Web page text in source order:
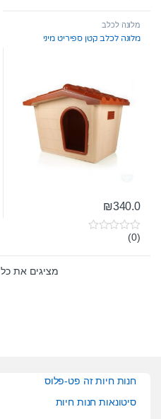
t
f
מלונה לכלב
מלונה לכלב קטן ספיריט מיני
₪340.0
0
u
(0)
מציגים את כל ⁦17⁩ התוצאות
חנות חיות זה פט-פלוס
סיטונאות חנות חיות